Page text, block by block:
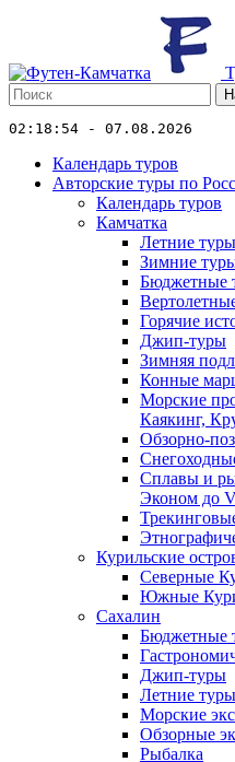
02:18:54 - 07.08.2026
Календарь туров
Авторские туры по
Календарь туров
Камчатка
Летние туры
Зимние
Бюджетные
Горячие
Джип-туры
Зимняя
Конные
Морские
Каякинг,
Обзорно-
Сплавы и
Эконом до
Курильские
Северные
Южные
Сахалин
Бюджетные
Джип-туры
Летние туры
Морские
Обзорные
Рыбалка